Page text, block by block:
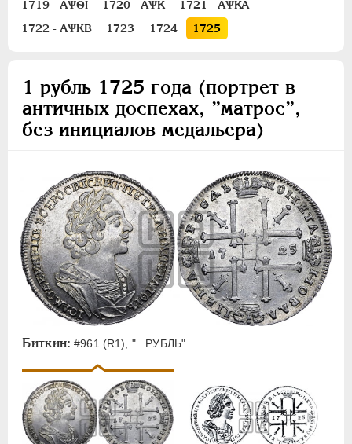
1719 - АѰѲI
1720 - АѰК
1721 - АѰКА
1722 - АѰКВ
1723 1724 1725
1 рубль 1725 года (портрет в
античных доспехах, ”матрос”,
без инициалов медальера)
Биткин: #961 (R1), "...РУБЛЬ"
1 копейка
Медь
Пробные
Монетовидные жетоны
ЕКАТЕРИНА I 1725-1727
ПЕТР II 1727-1729
АННА ИОАННОВНА 1730-1740
ИОАНН АНТОНОВИЧ 1740-1741
ЕЛИЗАВЕТА 1741-1762
ПЕТР III 1762-1762
ЕКАТЕРИНА II 1762-1796
1796-1801
АЛЕКСАНДР I
1801-1825
НИКОЛАЙ I 1826-1855
АЛЕКСАНДР II 1855-1881